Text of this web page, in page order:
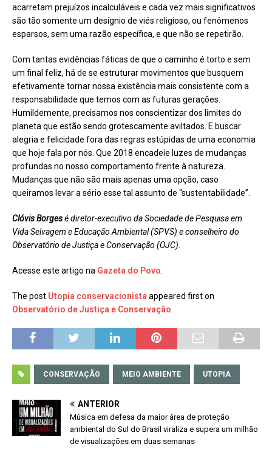
acarretam prejuízos incalculáveis e cada vez mais significativos
são tão somente um desígnio de viés religioso, ou fenômenos
esparsos, sem uma razão específica, e que não se repetirão.
Com tantas evidências fáticas de que o caminho é torto e sem
um final feliz, há de se estruturar movimentos que busquem
efetivamente tornar nossa existência mais consistente com a
responsabilidade que temos com as futuras gerações.
Humildemente, precisamos nos conscientizar dos limites do
planeta que estão sendo grotescamente aviltados. E buscar
alegria e felicidade fora das regras estúpidas de uma economia
que hoje fala por nós. Que 2018 encadeie luzes de mudanças
profundas no nosso comportamento frente à natureza.
Mudanças que não são mais apenas uma opção, caso
queiramos levar a sério esse tal assunto de “sustentabilidade”.
Clóvis Borgesé diretor-executivo da Sociedade de Pesquisa em
Vida Selvagem e Educação Ambiental (SPVS) e conselheiro do
Observatório de Justiça e Conservação (OJC).
Acesse este artigo na Gazeta do Povo
The post Utopia conservacionista appeared first on
Observatório de Justiça e Conservação
CONSERVAÇÃO MEIO AMBIENTE UTOPIA
ANTERIOR
Música em defesa da maior área de proteção
ambiental do Sul do Brasil viraliza e supera um milhão
de visualizações em duas semanas